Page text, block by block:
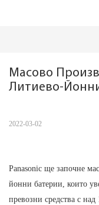
Масово
Литиево-
2022-03-02
Panasonic ще започне
йонни батерии, които
превозни средства с